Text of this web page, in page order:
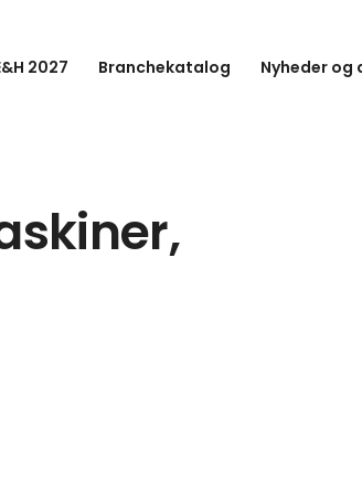
2027 Branchekatalog Nyheder og